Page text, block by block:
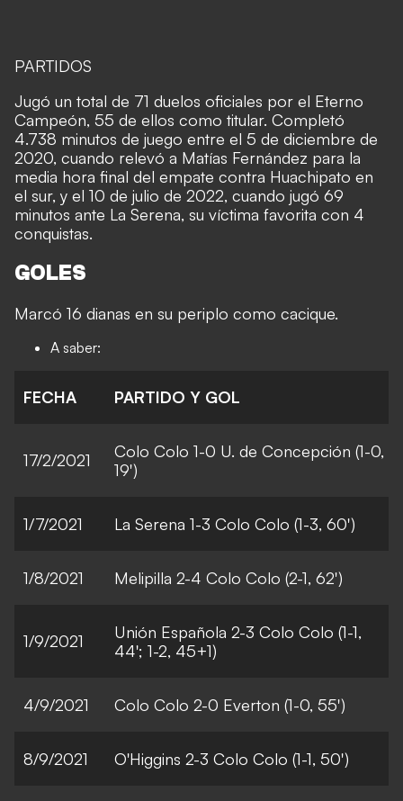
PARTIDOS
Jugó un total de 71 duelos oficiales por el Eterno
Campeón, 55 de ellos como titular. Completó
4.738 minutos de juego entre el 5 de diciembre de
2020, cuando relevó a Matías Fernández para la
media hora final del empate contra Huachipato en
el sur, y el 10 de julio de 2022, cuando jugó 69
minutos ante La Serena, su víctima favorita con 4
conquistas.
GOLES
Marcó 16 dianas en su periplo como cacique.
A saber:
FECHA PARTIDO Y GOL
17/2/2021
Colo Colo 1-0 U. de Concepción (1-0,
19')
1/7/2021 La Serena 1-3 Colo Colo (1-3, 60')
1/8/2021 Melipilla 2-4 Colo Colo (2-1, 62')
1/9/2021
Unión Española 2-3 Colo Colo (1-1,
44'; 1-2, 45+1)
4/9/2021 Colo Colo 2-0 Everton (1-0, 55')
8/9/2021 O'Higgins 2-3 Colo Colo (1-1, 50')